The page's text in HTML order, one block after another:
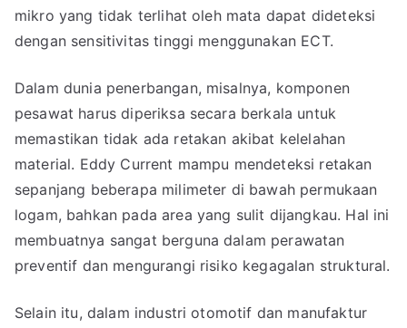
mikro yang tidak terlihat oleh mata dapat dideteksi
dengan sensitivitas tinggi menggunakan ECT.
Dalam dunia penerbangan, misalnya, komponen
pesawat harus diperiksa secara berkala untuk
memastikan tidak ada retakan akibat kelelahan
material. Eddy Current mampu mendeteksi retakan
sepanjang beberapa milimeter di bawah permukaan
logam, bahkan pada area yang sulit dijangkau. Hal ini
membuatnya sangat berguna dalam perawatan
preventif dan mengurangi risiko kegagalan struktural.
Selain itu, dalam industri otomotif dan manufaktur